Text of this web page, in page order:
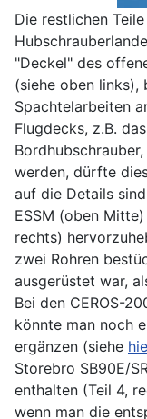
Die restlichen
"Deckel" des
(siehe oben links),
Spachtelarbeiten
Flugdecks, z.B.
werden, dürfte
auf die Details
ESSM (oben
rechts)
zwei Rohren
ausgerüstet war,
Bei den CEROS-
könnte man noch
ergänzen (siehe
Storebro SB90E/
enthalten (Teil 4,
wenn man die